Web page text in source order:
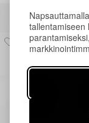
tallentamiseen